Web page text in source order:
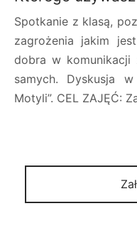
Spotkanie z klasą,
zagrożenia jakim
dobra w komunikacji
samych. Dyskusja
Motyli”. CEL ZAJĘĆ: